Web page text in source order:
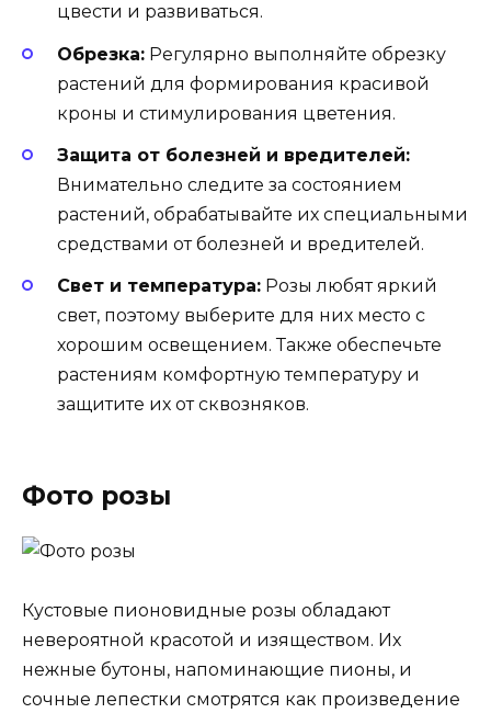
цвести и развиваться.
Обрезка: Регулярно выполняйте обрезку
растений для формирования красивой
кроны и стимулирования цветения.
Защита от болезней и вредителей:
Внимательно следите за состоянием
растений, обрабатывайте их специальными
средствами от болезней и вредителей.
Свет и температура: Розы любят яркий
свет, поэтому выберите для них место с
хорошим освещением. Также обеспечьте
растениям комфортную температуру и
защитите их от сквозняков.
Фото розы
Кустовые пионовидные розы обладают
невероятной красотой и изяществом. Их
нежные бутоны, напоминающие пионы, и
сочные лепестки смотрятся как произведение